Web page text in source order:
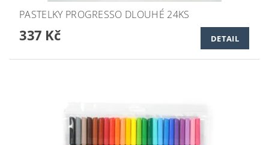
PASTELKY PROGRESSO DLOUHÉ 24KS
337 Kč DETAIL